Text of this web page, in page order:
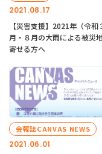
2021.08.17
【災害支援】2021年（令和
月・８月の大雨による被災
寄せる方へ
2021.06.01
会報誌CANVAS NEWS